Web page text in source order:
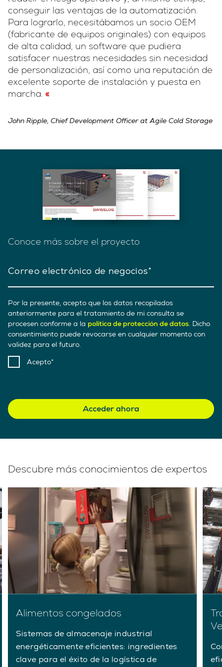
conseguir las ventajas de la automatización.
Para lograrlo, necesitábamos un socio OEM
(fabricante de equipos originales) con equipos
de alta calidad, un software que pudiera
satisfacer nuestras necesidades sin necesidad
de personalización, así como una reputación de
excelente soporte de instalación y puesta en
marcha.
John Ripple, Chief Development Officer at Agile Cold Storage
Conoce más sobre el proyecto
Correo electrónico de negocios
Por la presente, acepto que los datos recopilados
anteriormente para el tratamiento de mi consulta se
procesen conforme a la política de protección de datos. Dicho
consentimiento puede revocarse en cualquier momento con
validez para el futuro.
Acepto
Acceder ahora
Descubre más conocimientos de expertos
Alimentos congelados
Sistemas de almacenaje industrial
energéticamente eficientes: ingredientes
clave para el éxito de la logística de